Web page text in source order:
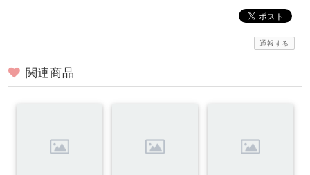
通報する
関連商品